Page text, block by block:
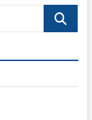
r
h